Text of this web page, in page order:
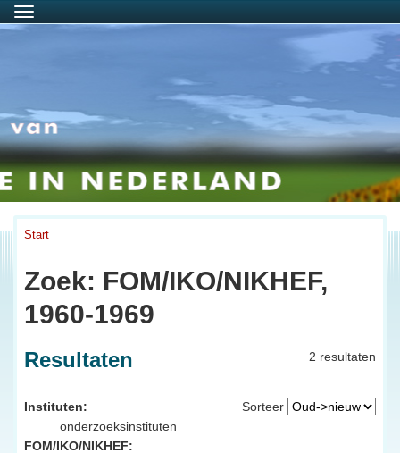
Menu
Start
Zoek: FOM/IKO/NIKHEF,
1960-1969
2 resultaten
Resultaten
Sorteer
Instituten:
onderzoeksinstituten
FOM/IKO/NIKHEF: